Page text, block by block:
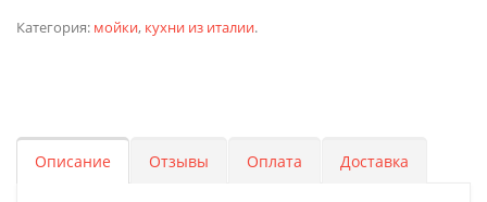
Категория: мойки, кухни из италии.
Описание Отзывы Оплата Доставка